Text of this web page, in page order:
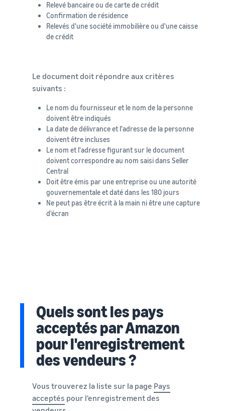
Relevé bancaire ou de carte de crédit
Confirmation de résidence
Relevés d'une société immobilière ou d'une caisse
de crédit
Le document doit répondre aux critères
suivants :
Le nom du fournisseur et le nom de la personne
doivent être indiqués
La date de délivrance et l'adresse de la personne
doivent être incluses
Le nom et l'adresse figurant sur le document
doivent correspondre au nom saisi dans Seller
Central
Doit être émis par une entreprise ou une autorité
gouvernementale et daté dans les 180 jours
Ne peut pas être écrit à la main ni être une capture
d'écran
Quels sont les pays
acceptés par Amazon
pour l'enregistrement
des vendeurs ?
Vous trouverez la liste sur la page Pays
acceptés pour l'enregistrement des